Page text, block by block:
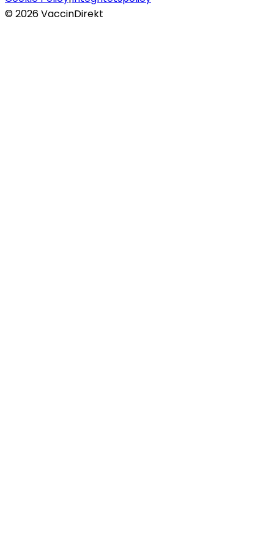
©2026VaccinDirekt